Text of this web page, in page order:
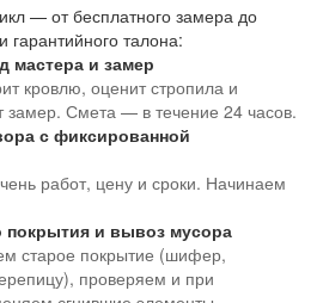
— от бесплатного замера до
гарантийного талона:
мастера и замер
кровлю, оценит стропила и
замер. Смета — в течение 24 часов.
с фиксированной
работ, цену и сроки. Начинаем
покрытия и вывоз мусора
старое покрытие (шифер,
проверяем и при